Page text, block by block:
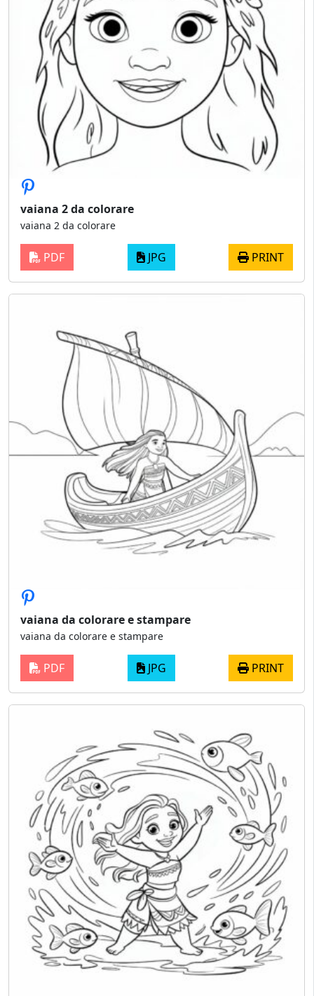
vaiana 2 da colorare
vaiana 2 da colorare
PDF JPG PRINT
vaiana da colorare e stampare
vaiana da colorare e stampare
PDF JPG PRINT